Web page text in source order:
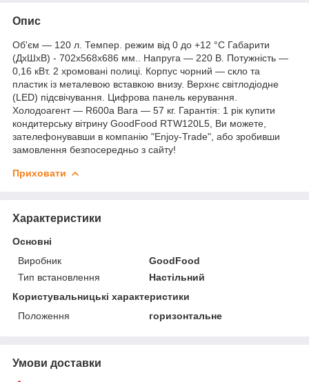
Опис
Об'єм — 120 л. Темпер. режим від 0 до +12 °C Габарити
(ДхШхВ) - 702х568х686 мм.. Напруга — 220 В. Потужність —
0,16 кВт. 2 хромовані полиці. Корпус чорний — скло та
пластик із металевою вставкою внизу. Верхнє світлодіодне
(LED) підсвічування. Цифрова панель керування.
Холодоагент — R600a Вага — 57 кг. Гарантія: 1 рік купити
кондитерську вітрину GoodFood RTW120L5, Ви можете,
зателефонувавши в компанію "Enjoy-Trade", або зробивши
замовлення безпосередньо з сайту!
Приховати
Характеристики
Основні
Виробник
GoodFood
Тип встановлення
Настільний
Користувальницькі характеристики
Положення
горизонтальне
Умови доставки